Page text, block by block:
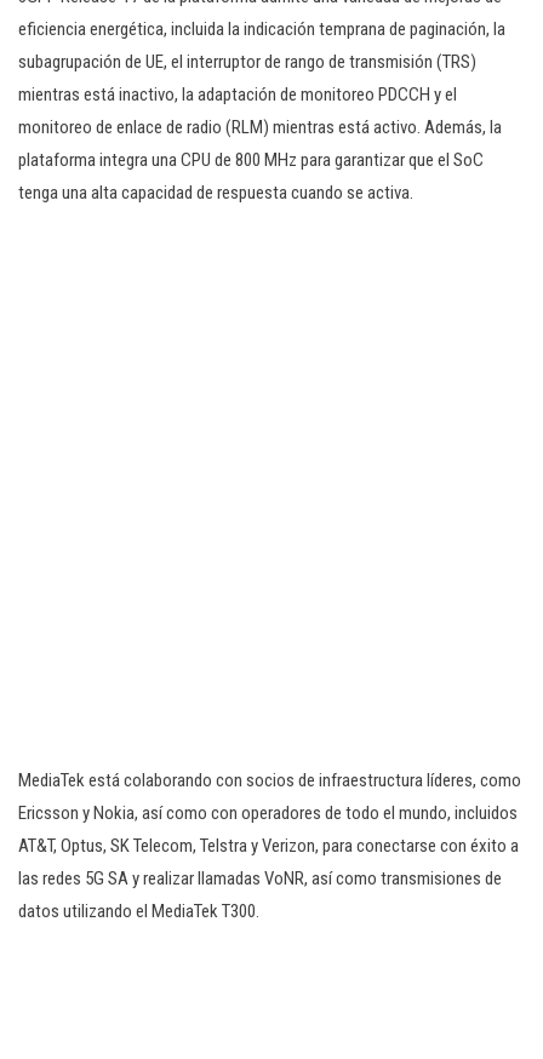
eficiencia energética, incluida la indicación temprana de paginación, la
subagrupación de UE, el interruptor de rango de transmisión (TRS)
mientras está inactivo, la adaptación de monitoreo PDCCH y el
monitoreo de enlace de radio (RLM) mientras está activo. Además, la
plataforma integra una CPU de 800 MHz para garantizar que el SoC
tenga una alta capacidad de respuesta cuando se activa.
MediaTek está colaborando con socios de infraestructura líderes, como
Ericsson y Nokia, así como con operadores de todo el mundo, incluidos
AT&T, Optus, SK Telecom, Telstra y Verizon, para conectarse con éxito a
las redes 5G SA y realizar llamadas VoNR, así como transmisiones de
datos utilizando el MediaTek T300.